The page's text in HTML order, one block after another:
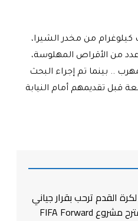
من مخدر الشيرا،
من الأقراص المهلوسة،
المهرب .. بينما تم إجراء البحث
قبل تقديمهم أمام النيابة
القدم ترحب بقرار جياني
إنفانتينو القاضي بسحب مقترح مشروع FIFA Forward